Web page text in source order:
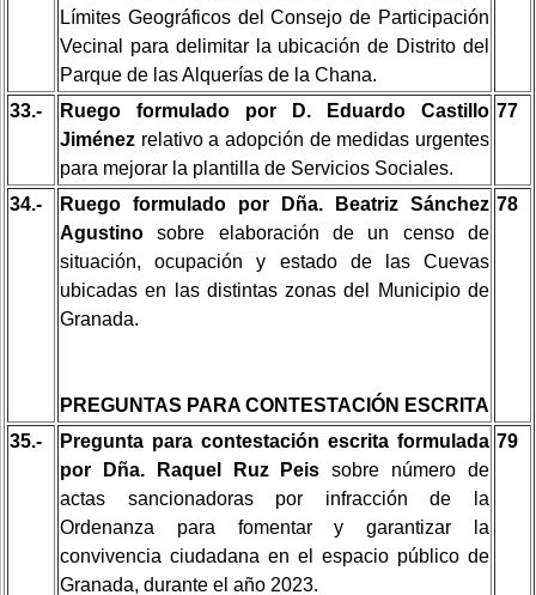
Límites Geográficos del Consejo de Participación
Vecinal para delimitar la ubicación de Distrito del
Parque de las Alquerías de la Chana.
33.-
Ruego formulado por D. Eduardo Castillo
Jiménez relativo a adopción de medidas urgentes
para mejorar la plantilla de Servicios Sociales.
77
34.-
Ruego formulado por Dña. Beatriz Sánchez
Agustinosobre elaboración de un censo de
situación, ocupación y estado de las Cuevas
ubicadas en las distintas zonas del Municipio de
Granada.
PREGUNTAS PARA CONTESTACIÓN ESCRITA
78
35.-
Pregunta para contestación escrita formulada
por Dña. Raquel Ruz Peis sobre número de
actas sancionadoras por infracción de la
Ordenanza para fomentar y garantizar la
convivencia ciudadana en el espacio público de
Granada, durante el año 2023.
79